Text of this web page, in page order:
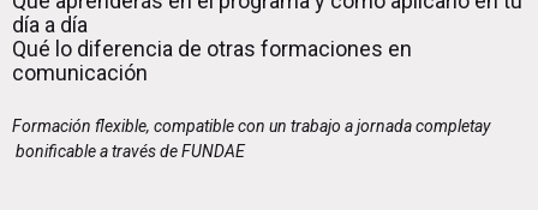
día a día
Qué lo diferencia de otras formaciones en
comunicación
Formación flexible, compatible con un trabajo a jornada completay
bonificable a través de FUNDAE